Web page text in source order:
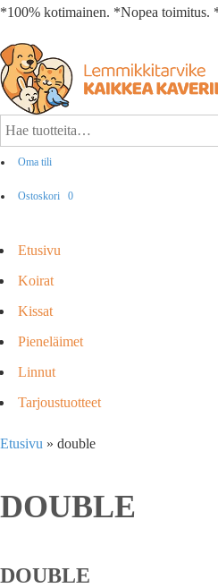
*100% kotimainen. *Nopea toimitus.
Oma tili
Ostoskori 0
Etusivu
Koirat
Kissat
Pieneläimet
Linnut
Tarjoustuotteet
Etusivu » double
DOUBLE
DOUBLE